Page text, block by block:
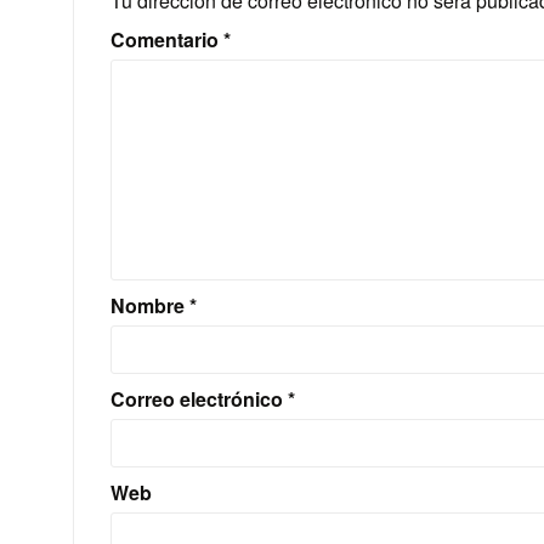
Comentario *
Nombre*
Correo electrónico *
Web